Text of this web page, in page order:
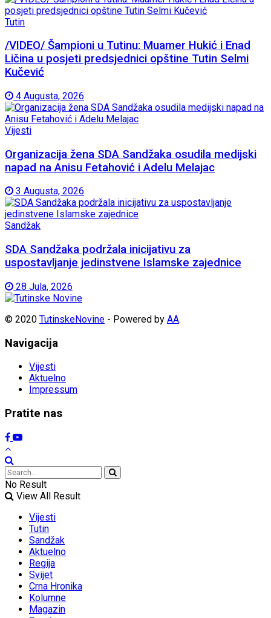
Tutin
/VIDEO/ Šampioni u Tutinu: Muamer Hukić i Enad
Ličina u posjeti predsjednici opštine Tutin Selmi
Kučević
4 Augusta, 2026
Vijesti
Organizacija žena SDA Sandžaka osudila medijski
napad na Anisu Fetahović i Adelu Melajac
3 Augusta, 2026
Sandžak
SDA Sandžaka podržala inicijativu za
uspostavljanje jedinstvene Islamske zajednice
28 Jula, 2026
© 2020 TutinskeNovine - Powered by AA.
Navigacija
Vijesti
Aktuelno
Impressum
Pratite nas
No Result
View All Result
Vijesti
Tutin
Sandžak
Aktuelno
Regija
Svijet
Crna Hronika
Kolumne
Magazin